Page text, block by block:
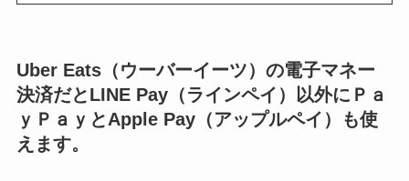
Uber Eats（ウーバーイーツ）の電子マネー
決済だとLINE Pay（ラインペイ）以外にＰａ
ｙＰａｙとApple Pay（アップルペイ）も使
えます。